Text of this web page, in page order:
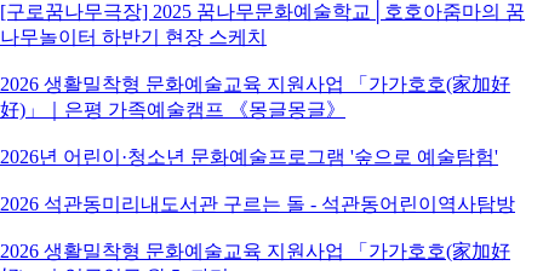
[구로꿈나무극장] 2025 꿈나무문화예술학교│호호아줌마의 꿈
나무놀이터 하반기 현장 스케치
2026 생활밀착형 문화예술교육 지원사업 「가가호호(家加好
好)」｜은평 가족예술캠프 《몽글몽글》
2026년 어린이·청소년 문화예술프로그램 '숲으로 예술탐험'
2026 석관동미리내도서관 구르는 돌 - 석관동어린이역사탐방
2026 생활밀착형 문화예술교육 지원사업 「가가호호(家加好